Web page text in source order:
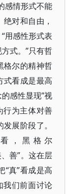
感情形式不能
对和自由，
用感性形式表
式。”只有哲
格尔的精神哲
式看成是最高
感性显现”视
行为主体对善
展阶段了。
，黑格尔
善”。这在层
“真”看成是高
我们前面讨论